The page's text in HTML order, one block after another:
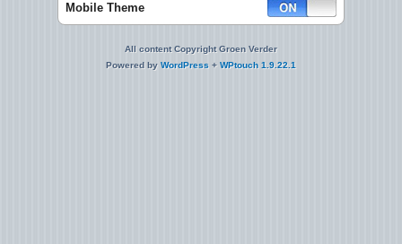
Mobile Theme
All content Copyright Groen Verder
Powered by WordPress + WPtouch 1.9.22.1